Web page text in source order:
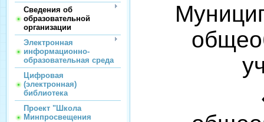
Сведения об
образовательной
организации
Электронная
информационно-
образовательная среда
Цифровая
(электронная)
библиотека
Проект "Школа
Минпросвещения